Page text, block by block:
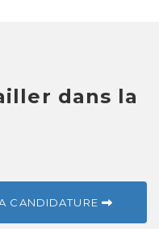
dans la
CANDIDATURE